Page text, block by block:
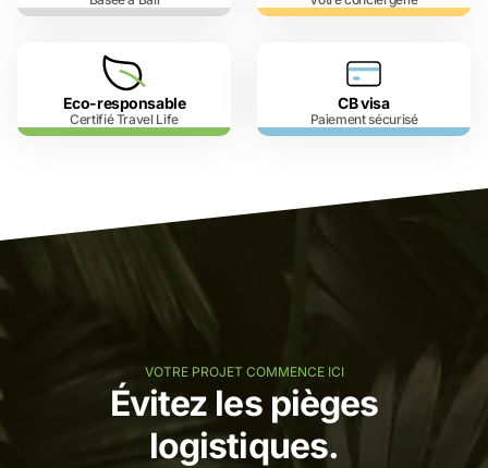
Eco-responsable
Certifié Travel Life
CB visa
Paiement sécurisé
VOTRE PROJET COMMENCE ICI
Évitez les pièges
logistiques.